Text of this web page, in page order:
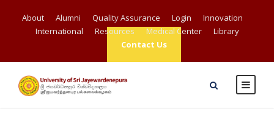
About Alumni Quality Assurance Login
Innovation
International
Resources Medical Center
Library
Contact Us